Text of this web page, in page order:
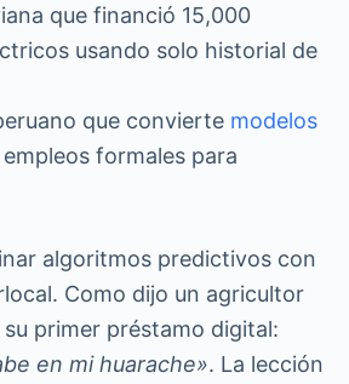
que financió 15,000
usando solo historial de
que convierte modelos
empleos formales para
algoritmos predictivos con
Como dijo un agricultor
primer préstamo digital:
en mi huarache». La lección